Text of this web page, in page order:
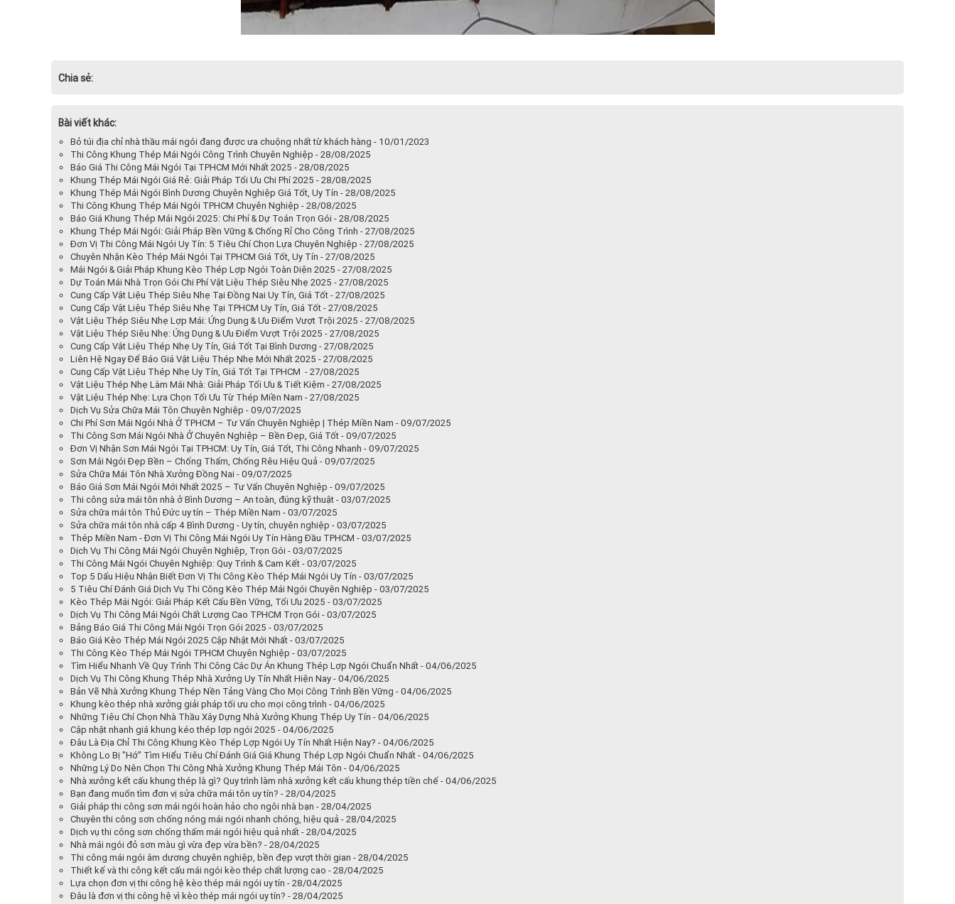
Chia sẻ:
Bài viết khác:
Bỏ túi địa chỉ nhà thầu mái ngói đang được ưa chuộng nhất từ khách hàng - 10/01/2023
Thi Công Khung Thép Mái Ngói Công Trình Chuyên Nghiệp - 28/08/2025
Báo Giá Thi Công Mái Ngói Tại TPHCM Mới Nhất 2025 - 28/08/2025
Khung Thép Mái Ngói Giá Rẻ: Giải Pháp Tối Ưu Chi Phí 2025 - 28/08/2025
Khung Thép Mái Ngói Bình Dương Chuyên Nghiệp Giá Tốt, Uy Tín - 28/08/2025
Thi Công Khung Thép Mái Ngói TPHCM Chuyên Nghiệp - 28/08/2025
Báo Giá Khung Thép Mái Ngói 2025: Chi Phí & Dự Toán Trọn Gói - 28/08/2025
Khung Thép Mái Ngói: Giải Pháp Bền Vững & Chống Rỉ Cho Công Trình - 27/08/2025
Đơn Vị Thi Công Mái Ngói Uy Tín: 5 Tiêu Chí Chọn Lựa Chuyên Nghiệp - 27/08/2025
Chuyên Nhận Kèo Thép Mái Ngói Tại TPHCM Giá Tốt, Uy Tín - 27/08/2025
Mái Ngói & Giải Pháp Khung Kèo Thép Lợp Ngói Toàn Diện 2025 - 27/08/2025
Dự Toán Mái Nhà Trọn Gói Chi Phí Vật Liệu Thép Siêu Nhẹ 2025 - 27/08/2025
Cung Cấp Vật Liệu Thép Siêu Nhẹ Tại Đồng Nai Uy Tín, Giá Tốt - 27/08/2025
Cung Cấp Vật Liệu Thép Siêu Nhẹ Tại TPHCM Uy Tín, Giá Tốt - 27/08/2025
Vật Liệu Thép Siêu Nhẹ Lợp Mái: Ứng Dụng & Ưu Điểm Vượt Trội 2025 - 27/08/2025
Vật Liệu Thép Siêu Nhẹ: Ứng Dụng & Ưu Điểm Vượt Trội 2025 - 27/08/2025
Cung Cấp Vật Liệu Thép Nhẹ Uy Tín, Giá Tốt Tại Bình Dương - 27/08/2025
Liên Hệ Ngay Để Báo Giá Vật Liệu Thép Nhẹ Mới Nhất 2025 - 27/08/2025
Cung Cấp Vật Liệu Thép Nhẹ Uy Tín, Giá Tốt Tại TPHCM - 27/08/2025
Vật Liệu Thép Nhẹ Làm Mái Nhà: Giải Pháp Tối Ưu & Tiết Kiệm - 27/08/2025
Vật Liệu Thép Nhẹ: Lựa Chọn Tối Ưu Từ Thép Miền Nam - 27/08/2025
Dịch Vụ Sửa Chữa Mái Tôn Chuyên Nghiệp - 09/07/2025
Chi Phí Sơn Mái Ngói Nhà Ở TPHCM – Tư Vấn Chuyên Nghiệp | Thép Miền Nam - 09/07/2025
Thi Công Sơn Mái Ngói Nhà Ở Chuyên Nghiệp – Bền Đẹp, Giá Tốt - 09/07/2025
Đơn Vị Nhận Sơn Mái Ngói Tại TPHCM: Uy Tín, Giá Tốt, Thi Công Nhanh - 09/07/2025
Sơn Mái Ngói Đẹp Bền – Chống Thấm, Chống Rêu Hiệu Quả - 09/07/2025
Sửa Chữa Mái Tôn Nhà Xưởng Đồng Nai - 09/07/2025
Báo Giá Sơn Mái Ngói Mới Nhất 2025 – Tư Vấn Chuyên Nghiệp - 09/07/2025
Thi công sửa mái tôn nhà ở Bình Dương – An toàn, đúng kỹ thuật - 03/07/2025
Sửa chữa mái tôn Thủ Đức uy tín – Thép Miền Nam - 03/07/2025
Sửa chữa mái tôn nhà cấp 4 Bình Dương - Uy tín, chuyên nghiệp - 03/07/2025
Thép Miền Nam - Đơn Vị Thi Công Mái Ngói Uy Tín Hàng Đầu TPHCM - 03/07/2025
Dịch Vụ Thi Công Mái Ngói Chuyên Nghiệp, Trọn Gói - 03/07/2025
Thi Công Mái Ngói Chuyên Nghiệp: Quy Trình & Cam Kết - 03/07/2025
Top 5 Dấu Hiệu Nhận Biết Đơn Vị Thi Công Kèo Thép Mái Ngói Uy Tín - 03/07/2025
5 Tiêu Chí Đánh Giá Dịch Vụ Thi Công Kèo Thép Mái Ngói Chuyên Nghiệp - 03/07/2025
Kèo Thép Mái Ngói: Giải Pháp Kết Cấu Bền Vững, Tối Ưu 2025 - 03/07/2025
Dịch Vụ Thi Công Mái Ngói Chất Lượng Cao TPHCM Trọn Gói - 03/07/2025
Bảng Báo Giá Thi Công Mái Ngói Trọn Gói 2025 - 03/07/2025
Báo Giá Kèo Thép Mái Ngói 2025 Cập Nhật Mới Nhất - 03/07/2025
Thi Công Kèo Thép Mái Ngói TPHCM Chuyên Nghiệp - 03/07/2025
Tìm Hiểu Nhanh Về Quy Trình Thi Công Các Dự Án Khung Thép Lợp Ngói Chuẩn Nhất - 04/06/2025
Dịch Vụ Thi Công Khung Thép Nhà Xưởng Uy Tín Nhất Hiện Nay - 04/06/2025
Bản Vẽ Nhà Xưởng Khung Thép Nền Tảng Vàng Cho Mọi Công Trình Bền Vững - 04/06/2025
Khung kèo thép nhà xưởng giải pháp tối ưu cho mọi công trình - 04/06/2025
Những Tiêu Chí Chọn Nhà Thầu Xây Dựng Nhà Xưởng Khung Thép Uy Tín - 04/06/2025
Cập nhật nhanh giá khung kéo thép lợp ngói 2025 - 04/06/2025
Đâu Là Địa Chỉ Thi Công Khung Kèo Thép Lợp Ngói Uy Tín Nhất Hiện Nay? - 04/06/2025
Không Lo Bị "Hớ" Tìm Hiểu Tiêu Chí Đánh Giá Giá Khung Thép Lợp Ngói Chuẩn Nhất - 04/06/2025
Những Lý Do Nên Chọn Thi Công Nhà Xưởng Khung Thép Mái Tôn - 04/06/2025
Nhà xưởng kết cấu khung thép là gì? Quy trình làm nhà xưởng kết cấu khung thép tiền chế - 04/06/2025
Bạn đang muốn tìm đơn vị sửa chữa mái tôn uy tín? - 28/04/2025
Giải pháp thi công sơn mái ngói hoàn hảo cho ngôi nhà bạn - 28/04/2025
Chuyên thi công sơn chống nóng mái ngói nhanh chóng, hiệu quả - 28/04/2025
Dịch vụ thi công sơn chống thấm mái ngói hiệu quả nhất - 28/04/2025
Nhà mái ngói đỏ sơn màu gì vừa đẹp vừa bền? - 28/04/2025
Thi công mái ngói âm dương chuyên nghiệp, bền đẹp vượt thời gian - 28/04/2025
Thiết kế và thi công kết cấu mái ngói kèo thép chất lượng cao - 28/04/2025
Lựa chọn đơn vị thi công hệ kèo thép mái ngói uy tín - 28/04/2025
Đâu là đơn vị thi công hệ vì kèo thép mái ngói uy tín? - 28/04/2025